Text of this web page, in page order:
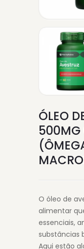
ÓLEO
500MG
O óleo de
alimentar
essenciais,
substâncias
Aqui estão